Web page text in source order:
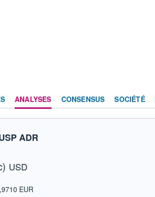
ANALYSES CONSENSUS SOCIÉTÉ
ADR
USD
EUR